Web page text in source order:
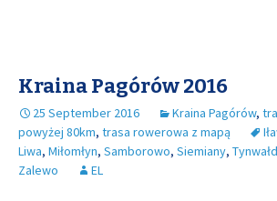
Kraina Pagórów 2016
25 September 2016 Kraina Pagórów,
powyżej 80km, trasa rowerowa z mapą
Liwa, Miłomłyn, Samborowo, Siemiany, Tynwałd
Zalewo
EL